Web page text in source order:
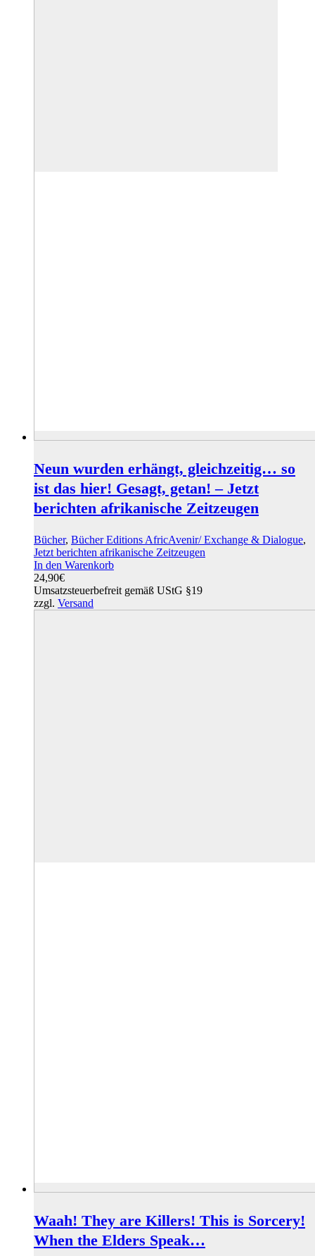
Neun wurden erhängt, gleichzeitig… so
ist das hier! Gesagt, getan! – Jetzt
berichten afrikanische Zeitzeugen
Bücher, Bücher Editions AfricAvenir/ Exchange & Dialogue,
Jetzt berichten afrikanische Zeitzeugen
In den Warenkorb
24,90€
Umsatzsteuerbefreit gemäß UStG §19
zzgl. Versand
Waah! They are Killers! This is Sorcery!
When the Elders Speak…